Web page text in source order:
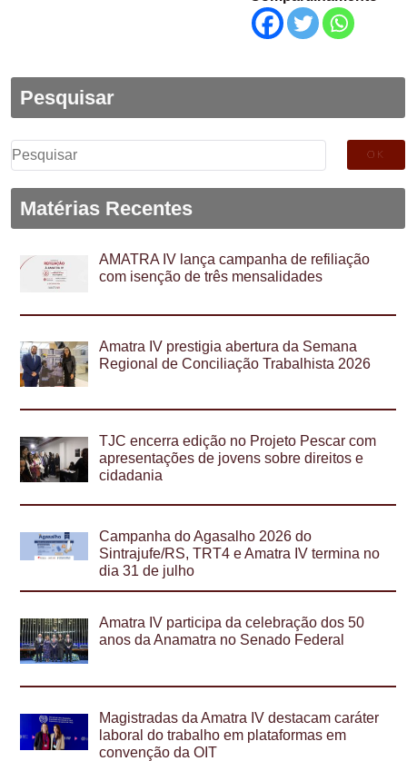
Pesquisar
Pesquisar
por:
Matérias Recentes
AMATRA IV lança campanha de refiliação
com isenção de três mensalidades
Amatra IV prestigia abertura da Semana
Regional de Conciliação Trabalhista 2026
TJC encerra edição no Projeto Pescar com
apresentações de jovens sobre direitos e
cidadania
Campanha do Agasalho 2026 do
Sintrajufe/RS, TRT4 e Amatra IV termina no
dia 31 de julho
Amatra IV participa da celebração dos 50
anos da Anamatra no Senado Federal
Magistradas da Amatra IV destacam caráter
laboral do trabalho em plataformas em
convenção da OIT